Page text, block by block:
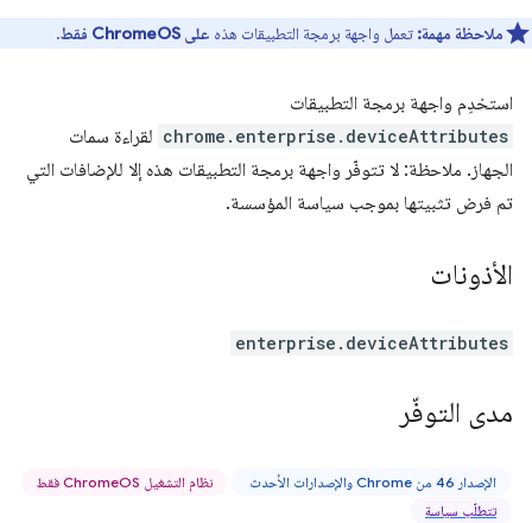
ملاحظة مهمة: تعمل واجهة برمجة التطبيقات هذه على ChromeOS فقط .
استخدِم واجهة برمجة التطبيقات
chrome.enterprise.deviceAttributes لقراءة سمات
الجهاز. ملاحظة: لا تتوفّر واجهة برمجة التطبيقات هذه إلا للإضافات التي
تم فرض تثبيتها بموجب سياسة المؤسسة.
الأذونات
enterprise.deviceAttributes
مدى التوفّر
الإصدار 46 من Chrome والإصدارات الأحدث
نظام التشغيل ChromeOS فقط
تتطلّب سياسة